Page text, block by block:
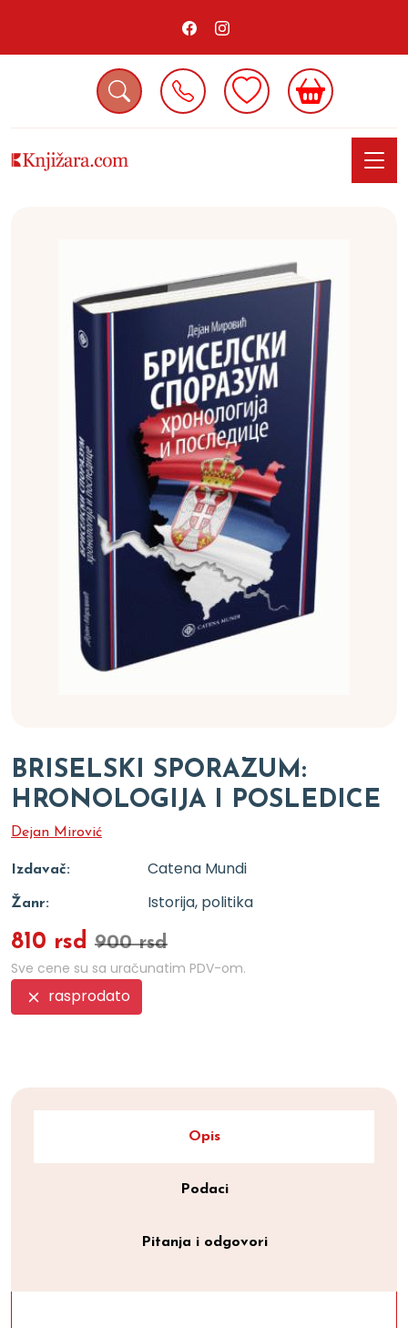
BRISELSKI SPORAZUM:
HRONOLOGIJA I POSLEDICE
Dejan Mirović
Izdavač: Catena Mundi
Žanr: Istorija, politika
810 rsd 900 rsd
Sve cene su sa uračunatim PDV-om.
rasprodato
Opis
Podaci
Pitanja i odgovori